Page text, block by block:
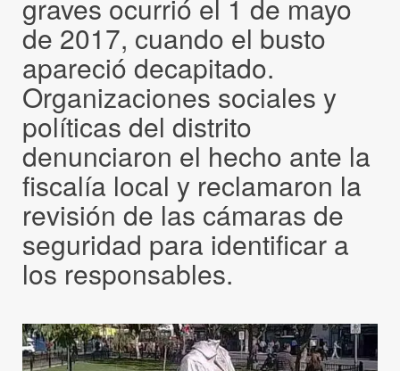
graves ocurrió el 1 de mayo
de 2017, cuando el busto
apareció decapitado.
Organizaciones sociales y
políticas del distrito
denunciaron el hecho ante la
fiscalía local y reclamaron la
revisión de las cámaras de
seguridad para identificar a
los responsables.